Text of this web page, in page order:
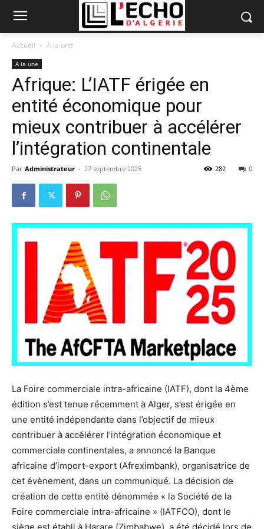
Accueil A la une
A la une
Afrique: L’IATF érigée en
entité économique pour
mieux contribuer à accélérer
l’intégration continentale
Par Administrateur - 27 septembre 2025 0
282
La Foire commerciale intra-africaine (IATF), dont la 4ème
édition s’est tenue récemment à Alger, s’est érigée en
une entité indépendante dans l’objectif de mieux
contribuer à accélérer l’intégration économique et
commerciale continentales, a annoncé la Banque
africaine d’import-export (Afreximbank), organisatrice de
cet évènement, dans un communiqué. La décision de
création de cette entité dénommée « la Société de la
Foire commerciale intra-africaine » (IATFCO), dont le
siège est établi à Harare (Zimbabwe), a été décidé lors de